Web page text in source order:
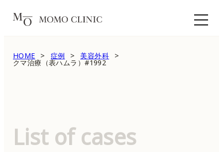
HOME 症例 美容外科
クマ治療（表ハムラ）#1992
List of cases